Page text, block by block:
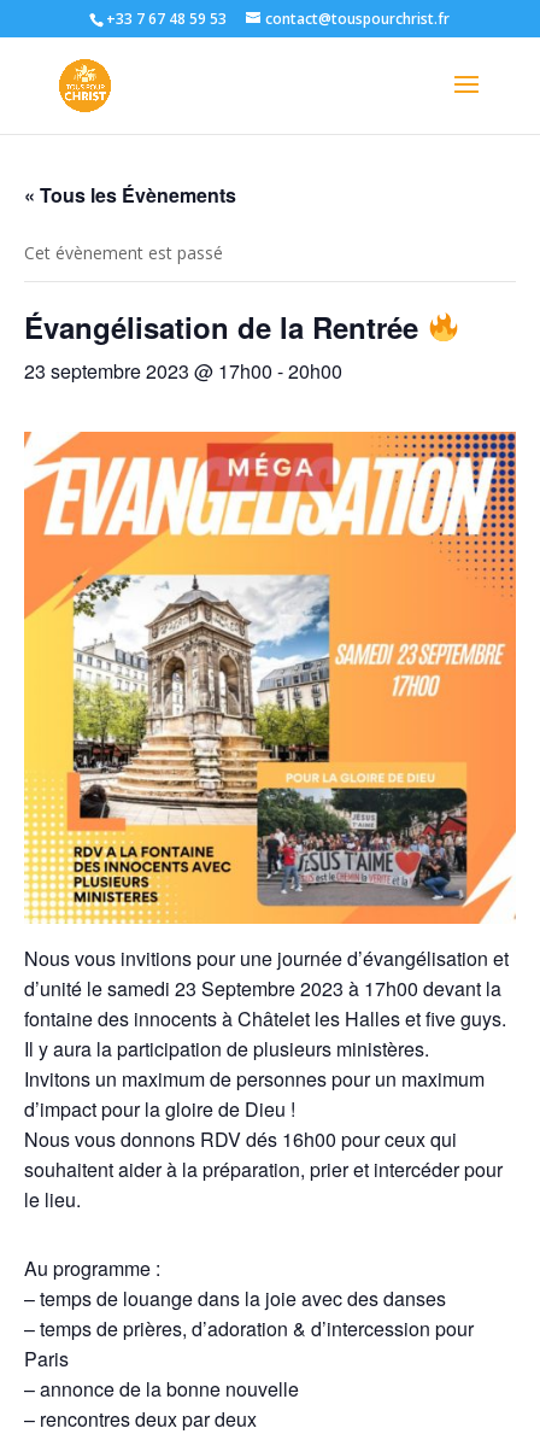
+33 7 67 48 59 53 contact@touspourchrist.fr
« Tous les Évènements
Cet évènement est passé
Évangélisation de la Rentrée
23 septembre 2023 @ 17h00 -20h00
Nous vous invitions pour une journée d’évangélisation et
d’unité le samedi 23 Septembre 2023 à 17h00 devant la
fontaine des innocents à Châtelet les Halles et five guys.
Il y aura la participation de plusieurs ministères.
Invitons un maximum de personnes pour un maximum
d’impact pour la gloire de Dieu !
Nous vous donnons RDV dés 16h00 pour ceux qui
souhaitent aider à la préparation, prier et intercéder pour
le lieu.
Au programme :
– temps de louange dans la joie avec des danses
– temps de prières, d’adoration & d’intercession pour
Paris
– annonce de la bonne nouvelle
– rencontres deux par deux